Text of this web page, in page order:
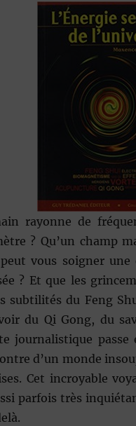
rayonne de
? Qu’un champ
vous soigner
? Et que les
subtilités du Feng
du Qi Gong, du
journalistique
d’un monde
Cet incroyable
parfois très